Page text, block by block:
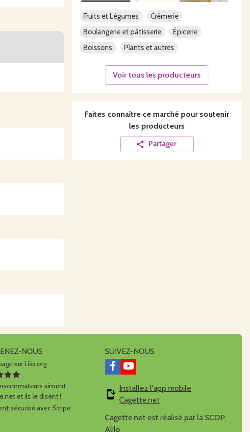
Fruits et Légumes
Crèmerie
Boulangerie et pâtisserie
Épicerie
Boissons
Plants et autres
Voir tous les producteurs
Faites connaître ce marché pour soutenir
les producteurs
Partager
NOUS
sur Lilo.org
aiment
et ils le disent !
sécurisé avec Stripe
SUIVEZ-NOUS
Installez l'app mobile
Cagette.net
Cagette.net est réalisé par la SCOP
Alilo